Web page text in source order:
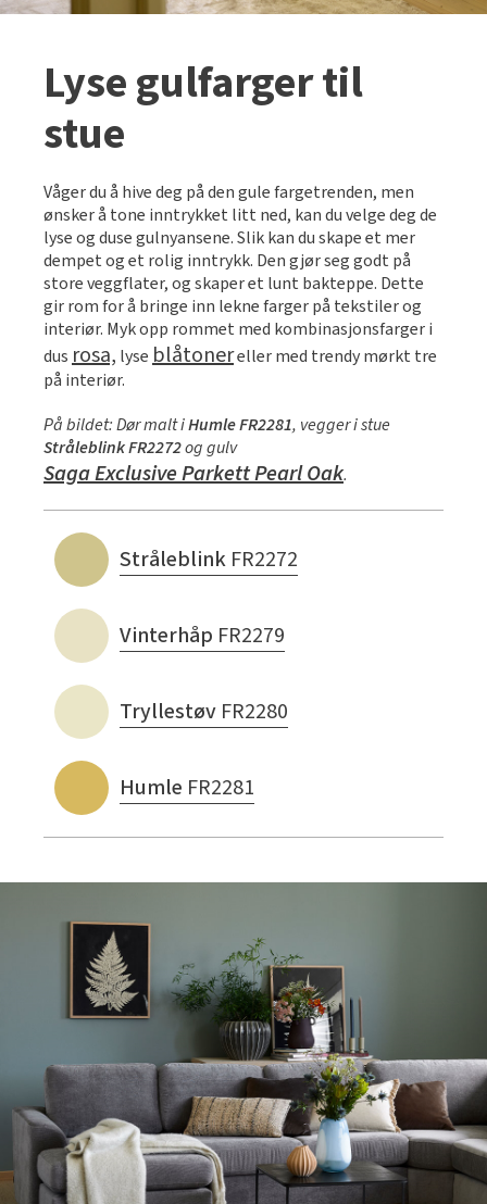
Lyse gulfarger til
stue
Våger du å hive deg på den gule fargetrenden, men
ønsker å tone inntrykket litt ned, kan du velge deg de
lyse og duse gulnyansene. Slik kan du skape et mer
dempet og et rolig inntrykk. Den gjør seg godt på
store veggflater, og skaper et lunt bakteppe. Dette
gir rom for å bringe inn lekne farger på tekstiler og
interiør. Myk opp rommet med kombinasjonsfarger i
dusrosa, lyseblåtonereller med trendy mørkt tre
på interiør.
På bildet: Dør malt iHumle FR2281, vegger i stue
Stråleblink FR2272og gulv
Saga Exclusive Parkett Pearl Oak.
Stråleblink FR2272
Vinterhåp FR2279
Tryllestøv FR2280
Humle FR2281